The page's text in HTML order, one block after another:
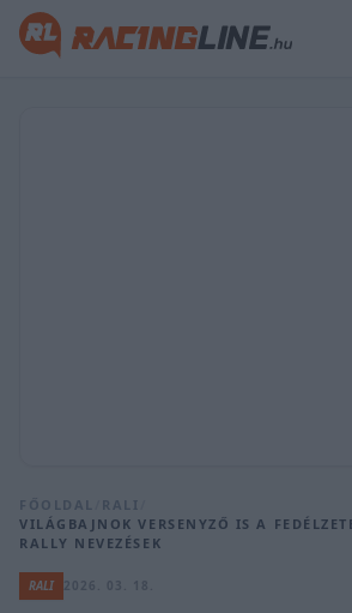
FŐOLDAL RALI
VILÁGBAJNOK VERSENYZŐ IS A
RALLY NEVEZÉSEK
RALI